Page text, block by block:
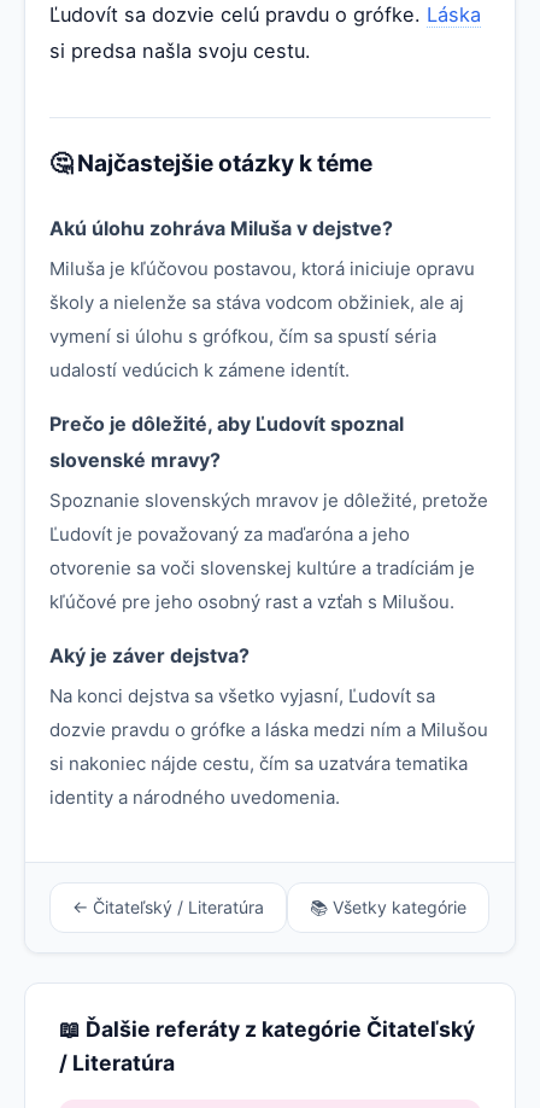
Ľudovít sa dozvie celú pravdu o grófke. Láska
si predsa našla svoju cestu.
🤔 Najčastejšie otázky k téme
Akú úlohu zohráva Miluša v dejstve?
Miluša je kľúčovou postavou, ktorá iniciuje opravu
školy a nielenže sa stáva vodcom obžiniek, ale aj
vymení si úlohu s grófkou, čím sa spustí séria
udalostí vedúcich k zámene identít.
Prečo je dôležité, aby Ľudovít spoznal
slovenské mravy?
Spoznanie slovenských mravov je dôležité, pretože
Ľudovít je považovaný za maďaróna a jeho
otvorenie sa voči slovenskej kultúre a tradíciám je
kľúčové pre jeho osobný rast a vzťah s Milušou.
Aký je záver dejstva?
Na konci dejstva sa všetko vyjasní, Ľudovít sa
dozvie pravdu o grófke a láska medzi ním a Milušou
si nakoniec nájde cestu, čím sa uzatvára tematika
identity a národného uvedomenia.
← Čitateľský / Literatúra 📚 Všetky kategórie
📖 Ďalšie referáty z kategórie Čitateľský
/ Literatúra